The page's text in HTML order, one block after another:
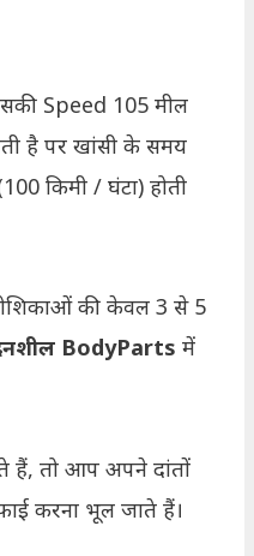
Speed 105 मील
है पर खांसी के समय
किमी / घंटा) होती
की केवल 3 से 5
BodyParts में
हैं, तो आप अपने दांतों
करना भूल जाते हैं।